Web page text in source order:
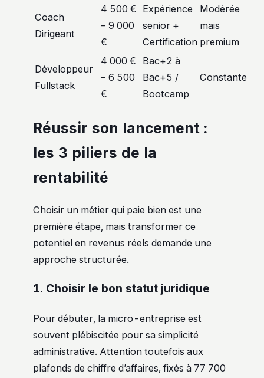
Coach
Dirigeant
4 500 €
– 9 000
€
Expérience
senior +
Certification
Modérée
mais
premium
Développeur
Fullstack
4 000 €
– 6 500
€
Bac+2 à
Bac+5 /
Bootcamp
Constante
Réussir son lancement :
les 3 piliers de la
rentabilité
Choisir un métier qui paie bien est une
première étape, mais transformer ce
potentiel en revenus réels demande une
approche structurée.
1. Choisir le bon statut juridique
Pour débuter, la micro-entreprise est
souvent plébiscitée pour sa simplicité
administrative. Attention toutefois aux
plafonds de chiffre d’affaires, fixés à 77 700